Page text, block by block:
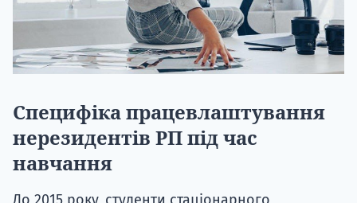
Специфіка працевлаштування
нерезидентів РП під час
навчання